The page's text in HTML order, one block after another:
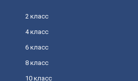
2 класс
4 класс
6 класс
8 класс
10 класс